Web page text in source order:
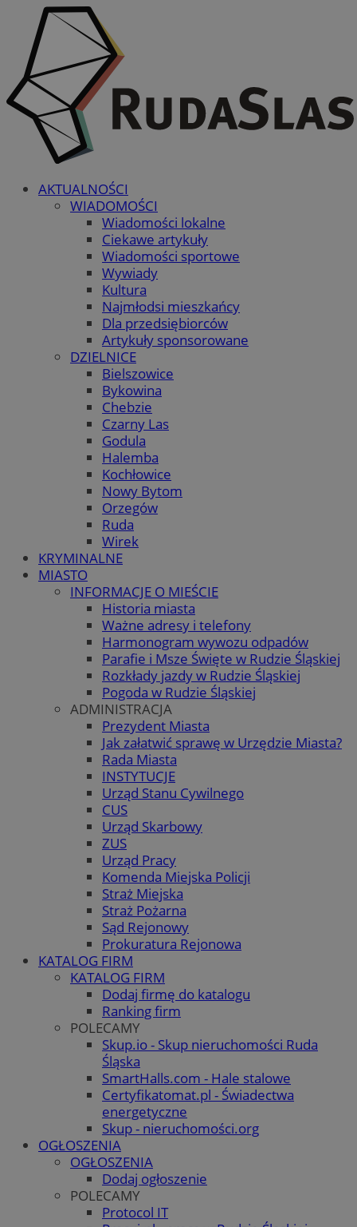
AKTUALNOŚCI
WIADOMOŚCI
Wiadomości lokalne
Ciekawe artykuły
Wiadomości sportowe
Wywiady
Kultura
Najmłodsi mieszkańcy
Dla przedsiębiorców
Artykuły sponsorowane
DZIELNICE
Bielszowice
Bykowina
Chebzie
Czarny Las
Godula
Halemba
Kochłowice
Nowy Bytom
Orzegów
Ruda
Wirek
KRYMINALNE
MIASTO
INFORMACJE O MIEŚCIE
Historia miasta
Ważne adresy i telefony
Harmonogram wywozu odpadów
Parafie i Msze Święte w Rudzie Śląskiej
Rozkłady jazdy w Rudzie Śląskiej
Pogoda w Rudzie Śląskiej
ADMINISTRACJA
Prezydent Miasta
Jak załatwić sprawę w Urzędzie Miasta?
Rada Miasta
INSTYTUCJE
Urząd Stanu Cywilnego
CUS
Urząd Skarbowy
ZUS
Urząd Pracy
Komenda Miejska Policji
Straż Miejska
Straż Pożarna
Sąd Rejonowy
Prokuratura Rejonowa
KATALOG FIRM
KATALOG FIRM
Dodaj firmę do katalogu
Ranking firm
POLECAMY
Skup.io - Skup nieruchomości Ruda
Śląska
SmartHalls.com - Hale stalowe
Certyfikatomat.pl - Świadectwa
energetyczne
Skup - nieruchomości.org
OGŁOSZENIA
OGŁOSZENIA
Dodaj ogłoszenie
POLECAMY
Protocol IT